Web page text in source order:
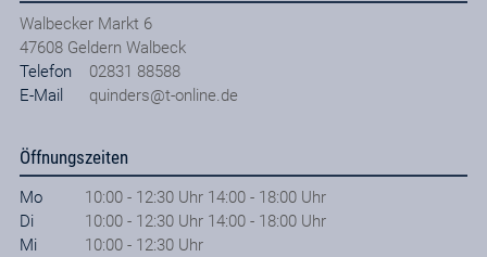
Walbecker Markt 6
47608 Geldern Walbeck
Telefon
02831 88588
E-Mail
quinders@t-online.de
Öffnungszeiten
Mo
10:00 - 12:30 Uhr 14:00 - 18:00 Uhr
Di
10:00 - 12:30 Uhr 14:00 - 18:00 Uhr
Mi
10:00 - 12:30 Uhr